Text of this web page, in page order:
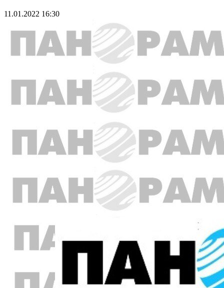
11.01.2022 16:30